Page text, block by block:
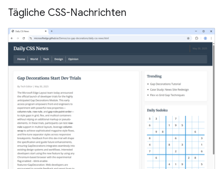
Tägliche CSS-Nachrichten